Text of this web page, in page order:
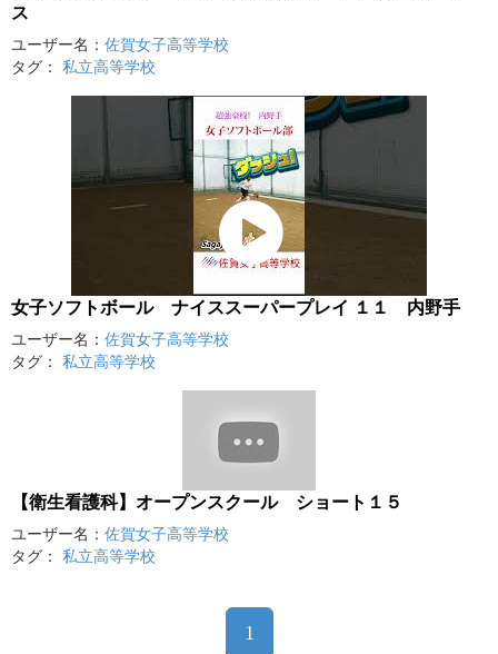
ス
ユーザー名： 佐賀女子高等学校
タグ： 私立高等学校
女子ソフトボール ナイススーパープレイ １１ 内野手
ユーザー名： 佐賀女子高等学校
タグ： 私立高等学校
【衛生看護科】オープンスクール ショート１５
ユーザー名： 佐賀女子高等学校
タグ： 私立高等学校
1